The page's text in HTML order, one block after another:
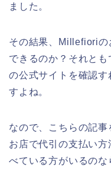
ました。
その結果、Millefioriの
できるのか？それと
の公式サイトを確認
すよね。
なので、こちらの記
お店で代引の支払い
べている方がいるの